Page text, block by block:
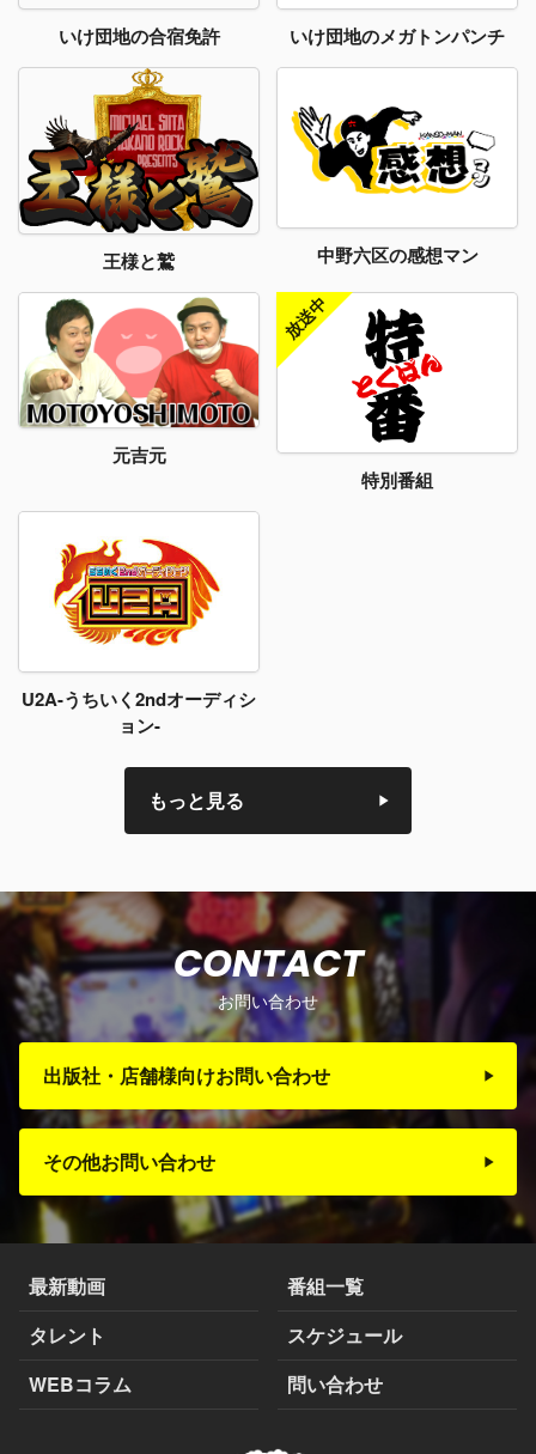
いけ団地の合宿免許 いけ団地のメガトンパンチ
王様と鷲 中野六区の感想マン
元吉元
特別番組
U2A-うちいく2ndオーディシ
ョン-
もっと見る
お問い合わせ
CONTACT
出版社・店舗様向けお問い合わせ
その他お問い合わせ
最新動画
番組一覧
タレント
スケジュール
WEBコラム
問い合わせ